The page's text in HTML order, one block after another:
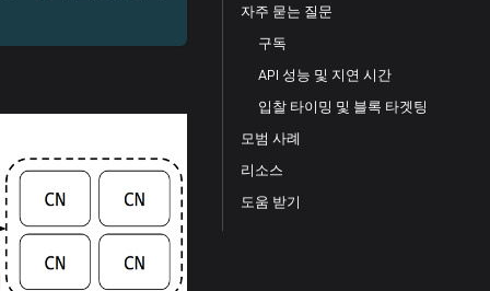
자주 묻는 질문
구독
API 성능 및 지연 시간
입찰 타이밍 및 블록 타겟팅
모범 사례
리소스
도움 받기